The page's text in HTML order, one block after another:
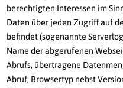
berechtigten Interessen im
Daten über jeden Zugriff auf
befindet (sogenannte
Name der abgerufenen
Abrufs, übertragene
Abruf, Browsertyp nebst